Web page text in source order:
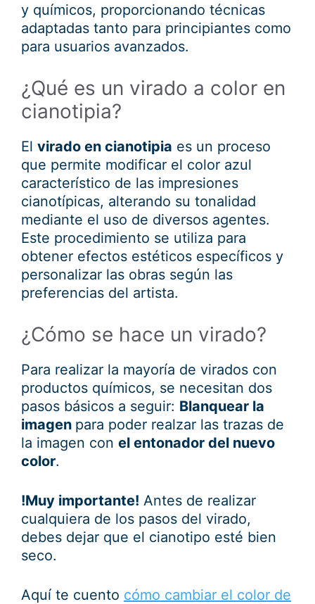
y químicos, proporcionando técnicas
adaptadas tanto para principiantes como
para usuarios avanzados.
¿Qué es un virado a color en
cianotipia?
El virado en cianotipia es un proceso
que permite modificar el color azul
característico de las impresiones
cianotípicas, alterando su tonalidad
mediante el uso de diversos agentes.
Este procedimiento se utiliza para
obtener efectos estéticos específicos y
personalizar las obras según las
preferencias del artista.
¿Cómo se hace un virado?
Para realizar la mayoría de virados con
productos químicos, se necesitan dos
pasos básicos a seguir: Blanquear la
imagen para poder realzar las trazas de
la imagen con el entonador del nuevo
color.
!Muy importante! Antes de realizar
cualquiera de los pasos del virado,
debes dejar que el cianotipo esté bien
seco.
Aquí te cuento cómo cambiar el color de